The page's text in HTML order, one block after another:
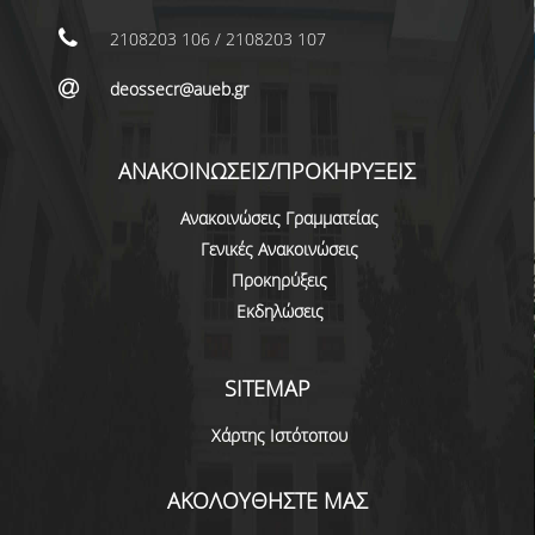
ΠΟΛΙΤΙΚΗ ΠΟΙΟΤΗΤΑΣ
ΠΟΛΙΤΙΚΗ ΠΟΙΟΤΗΤΑΣ ΤΟΥ ΠΠΣ
ΣΤΡΑΤΗΓΙΚΗ ΠΡΟΠΤΥΧΙΑΚΟΥ
ΠΡΟΓΡΑΜΜΑΤΟΣ ΤΜΗΜΑΤΟΣ
ΠΙΣΤΟΠΟΙΗΣΗ
ΑΞΙΟΛΟΓΗΣΗ
ΑΠΟ ΠΡΟΠΤΥΧΙΑΚΟΥΣ ΦΟΙΤΗΤΕΣ
2108203 106 / 2108203 107
deossecr@aueb.gr
ΑΝΑΚΟΙΝΩΣΕΙΣ/ΠΡΟΚΗΡΥΞΕΙΣ
Ανακοινώσεις Γραμματείας
Γενικές Ανακοινώσεις
Προκηρύξεις
Εκδηλώσεις
SITEMAP
Χάρτης Ιστότοπου
ΑΚΟΛΟΥΘΗΣΤΕ ΜΑΣ